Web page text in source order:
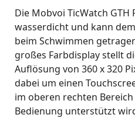
Die Mobvoi TicWatch
wasserdicht und kann
beim Schwimmen
großes Farbdisplay stellt
Auflösung von 360 x 320
dabei um einen
im oberen rechten
Bedienung unterstützt